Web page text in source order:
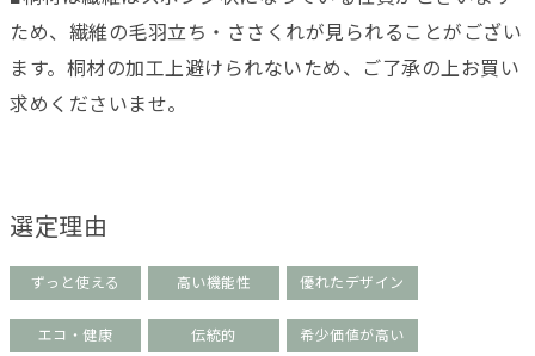
ため、繊維の毛羽立ち・ささくれが見られることがござい
ます。桐材の加工上避けられないため、ご了承の上お買い
求めくださいませ。
選定理由
ずっと使える 高い機能性 優れたデザイン
エコ・健康 伝統的 希少価値が高い